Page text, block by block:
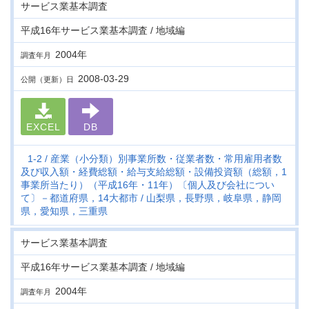
サービス業基本調査
平成16年サービス業基本調査 / 地域編
調査年月 2004年
公開（更新）日 2008-03-29
EXCEL DB
1-2
産業（小分類）別事業所数・従業者数・常用雇用者数
及び収入額・経費総額・給与支給総額・設備投資額（総額，1
事業所当たり）（平成16年・11年）〔個人及び会社につい
て〕－都道府県，14大都市
山梨県，長野県，岐阜県，静岡
県，愛知県，三重県
サービス業基本調査
平成16年サービス業基本調査 / 地域編
調査年月 2004年